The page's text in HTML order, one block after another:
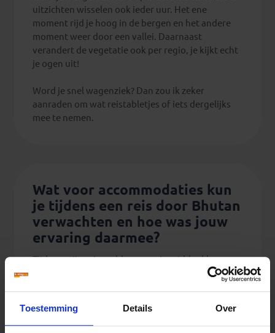
Toestemming Details Over
uitzichten wisselen ook ieder uur. Het ene
moment rijd je hoog in de bergen en het andere
moment weer door een vallei. Daarnaast
verandert de vegetatie ook per regio, je kijkt echt
je ogen uit!
Word je snel wagenziek? Dan zou ik zeker
aanraden om wat reistabletjes of iets dergelijks
mee te nemen.
Wat voor accommodaties kun
je tijdens een reis door Bhutan
verwachten en hoe was jouw
ervaring daarmee?
Tijdens mijn reis verbleven we in middenklasse
hotels. De sfeer is altijd goed en het personeel
kan zijn dat je alleen op bepaalde momenten
warm water hebt. De hotels zijn in Bhutan iets